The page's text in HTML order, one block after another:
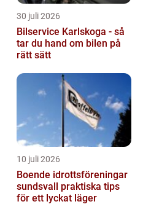
30 juli 2026
Bilservice Karlskoga - så
tar du hand om bilen på
rätt sätt
10 juli 2026
Boende idrottsföreningar
sundsvall praktiska tips
för ett lyckat läger